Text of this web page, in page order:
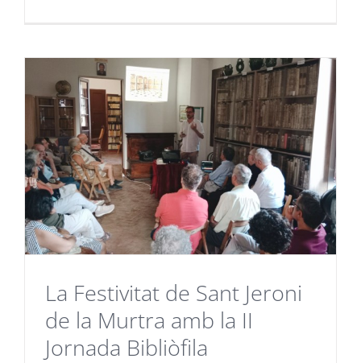
La Festivitat de Sant Jeroni
de la Murtra amb la II
Jornada Bibliòfila